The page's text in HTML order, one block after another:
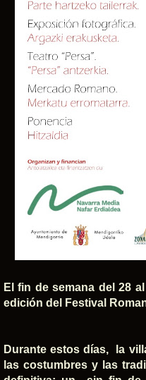
El fin de semana del 28
edición del Festival
Durante estos días, la
las costumbres y las